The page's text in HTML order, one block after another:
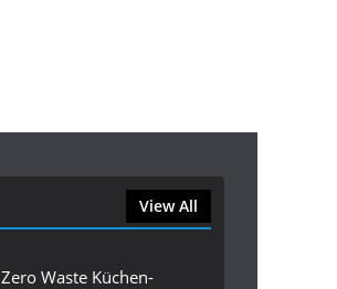
View All
Zero Waste Küchen-